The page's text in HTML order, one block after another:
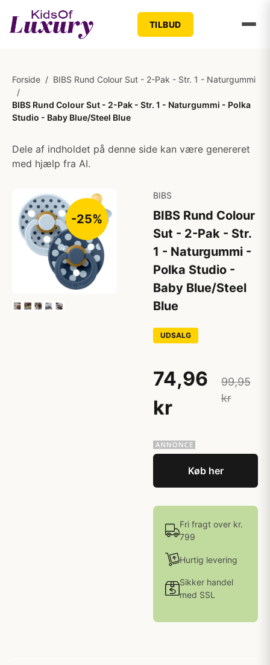
TILBUD
Forside / BIBS Rund Colour Sut - 2-Pak - Str. 1 - Naturgummi
/
BIBS Rund Colour Sut - 2-Pak - Str. 1 - Naturgummi - Polka
Studio - Baby Blue/Steel Blue
Dele af indholdet på denne side kan være genereret
med hjælp fra AI.
-25%
BIBS
BIBS Rund Colour
Sut - 2-Pak - Str.
1 - Naturgummi -
Polka Studio -
Baby Blue/Steel
Blue
UDSALG
74,96
kr
99,95
kr
Køb her
Fri fragt over kr.
799
Hurtig levering
Sikker handel
med SSL